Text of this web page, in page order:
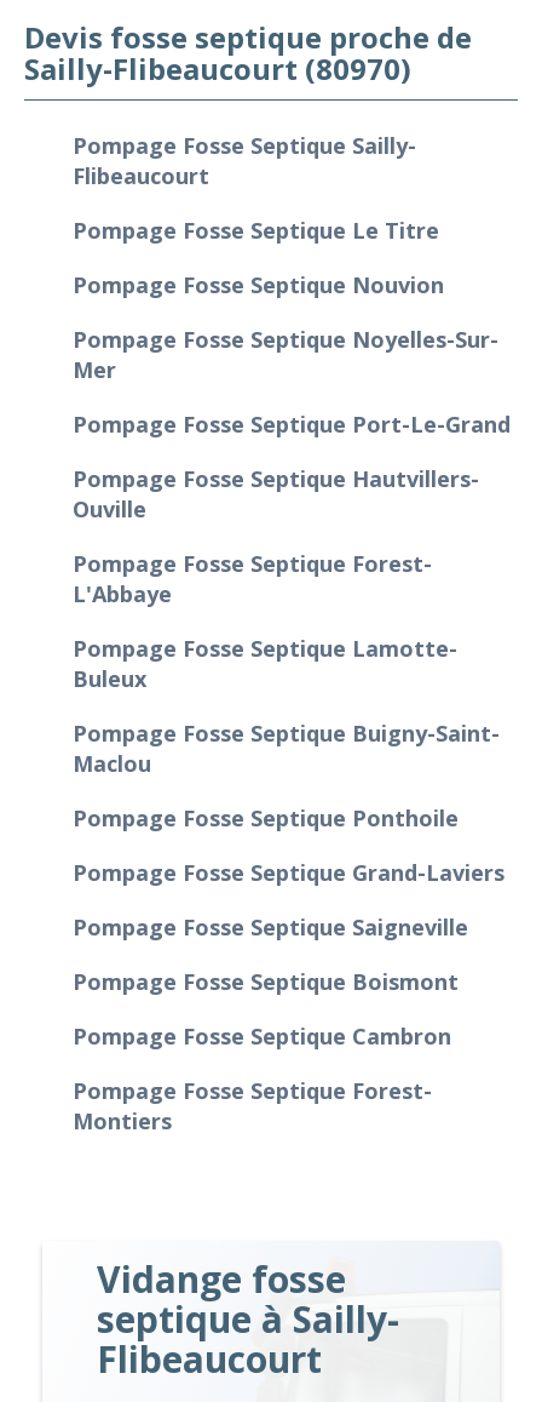
Devis fosse septique proche de
Sailly-Flibeaucourt (80970)
Pompage Fosse Septique Sailly-
Flibeaucourt
Pompage Fosse Septique Le Titre
Pompage Fosse Septique Nouvion
Pompage Fosse Septique Noyelles-Sur-
Mer
Pompage Fosse Septique Port-Le-Grand
Pompage Fosse Septique Hautvillers-
Ouville
Pompage Fosse Septique Forest-
L'Abbaye
Pompage Fosse Septique Lamotte-
Buleux
Pompage Fosse Septique Buigny-Saint-
Maclou
Pompage Fosse Septique Ponthoile
Pompage Fosse Septique Grand-Laviers
Pompage Fosse Septique Saigneville
Pompage Fosse Septique Boismont
Pompage Fosse Septique Cambron
Pompage Fosse Septique Forest-
Montiers
Vidange fosse
septique à Sailly-
Flibeaucourt